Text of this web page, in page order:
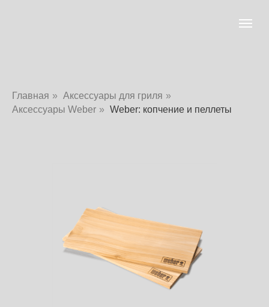
Главная » Аксессуары для гриля »
Аксессуары Weber » Weber: копчение и пеллеты